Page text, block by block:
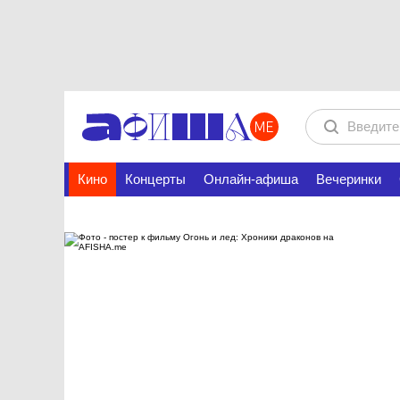
Кино Концерты Онлайн-афиша Вечеринки